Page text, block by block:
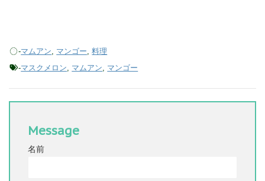
-マムアン, マンゴー,料理
-マスクメロン, マムアン, マンゴー
Message
名前